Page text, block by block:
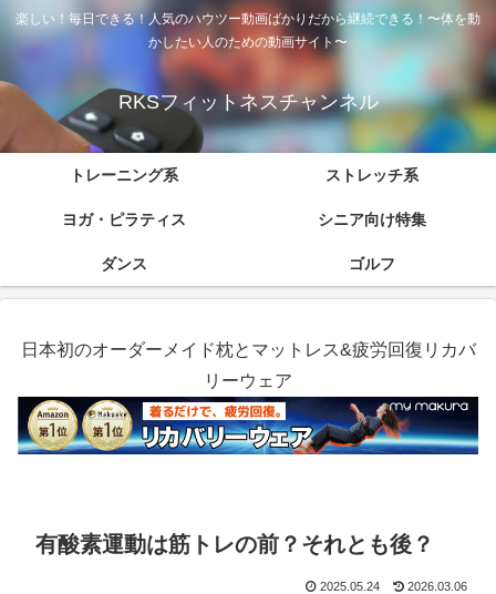
楽しい！毎日できる！人気のハウツー動画ばかりだから継続できる！〜体を動
かしたい人のための動画サイト〜
RKSフィットネスチャンネル
トレーニング系 ストレッチ系
ヨガ・ピラティス シニア向け特集
ダンス ゴルフ
日本初のオーダーメイド枕とマットレス&疲労回復リカバ
リーウェア
有酸素運動は筋トレの前？それとも後？
2025.05.24 2026.03.06